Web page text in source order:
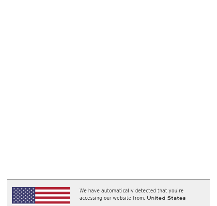
We have automatically detected that you're
accessing our website from: United States